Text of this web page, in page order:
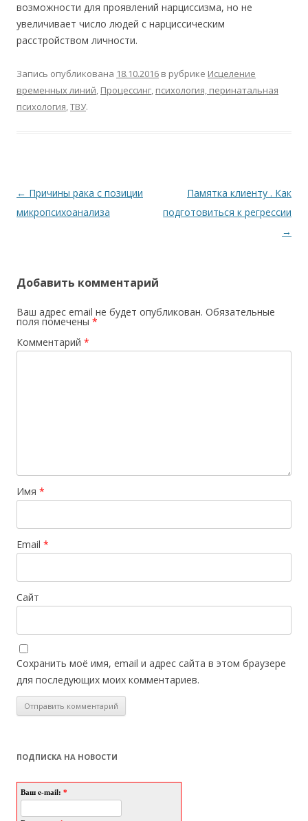
возможности для проявлений нарциссизма, но не
увеличивает число людей с нарциссическим
расстройством личности.
Запись опубликована 18.10.2016 в рубрике Исцеление
временных линий, Процессинг, психология, перинатальная
психология,ТВУ.
Навигация по записям
← Причины рака с позиции
микропсихоанализа
Памятка клиенту . Как
подготовиться к регрессии
→
Добавить комментарий
Ваш адрес email не будет опубликован. Обязательные
поля помечены *
Комментарий *
Имя *
Email *
Сайт
Сохранить моё имя, email и адрес сайта в этом браузере
для последующих моих комментариев.
ПОДПИСКА НА НОВОСТИ
Ваш e-mail: *